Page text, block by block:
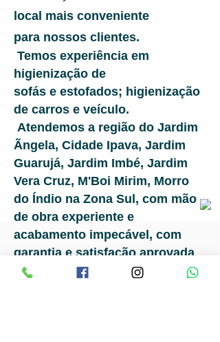
local mais conveniente
para nossos clientes.
Temos experiência em
higienização de
sofás e estofados; higienização
de carros e veículo.
Atendemos a região do Jardim
Ãngela, Cidade Ipava, Jardim
Guarujá, Jardim Imbé, Jardim
Vera Cruz, M'Boi Mirim, Morro
do Índio na Zona Sul, com mão
de obra experiente e
acabamento impecável, com
garantia e satisfação aprovada
por todos os nossos clientes,